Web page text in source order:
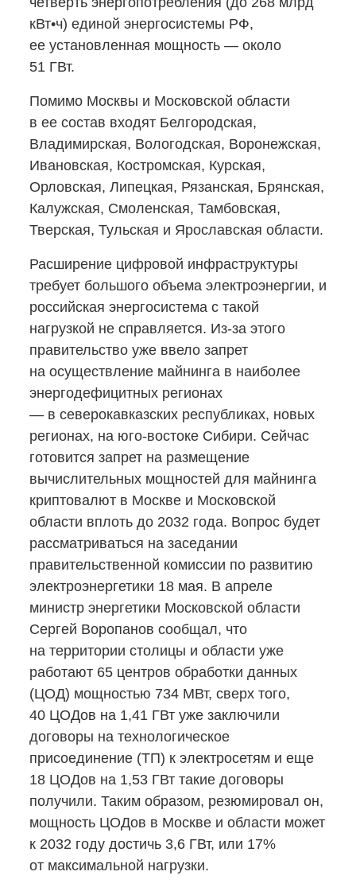
кВт•ч) единой энергосистемы РФ,
ее установленная мощность — около
51 ГВт.
Помимо Москвы и Московской области
в ее состав входят Белгородская,
Владимирская, Вологодская, Воронежская,
Ивановская, Костромская, Курская,
Орловская, Липецкая, Рязанская, Брянская,
Калужская, Смоленская, Тамбовская,
Тверская, Тульская и Ярославская области.
Расширение цифровой инфраструктуры
требует большого объема электроэнергии, и
российская энергосистема с такой
нагрузкой не справляется. Из-за этого
правительство уже ввело запрет
на осуществление майнинга в наиболее
энергодефицитных регионах
— в северокавказских республиках, новых
регионах, на юго-востоке Сибири. Сейчас
готовится запрет на размещение
вычислительных мощностей для майнинга
криптовалют в Москве и Московской
области вплоть до 2032 года. Вопрос будет
рассматриваться на заседании
правительственной комиссии по развитию
электроэнергетики 18 мая. В апреле
министр энергетики Московской области
Сергей Воропанов сообщал, что
на территории столицы и области уже
работают 65 центров обработки данных
(ЦОД) мощностью 734 МВт, сверх того,
40 ЦОДов на 1,41 ГВт уже заключили
договоры на технологическое
присоединение (ТП) к электросетям и еще
18 ЦОДов на 1,53 ГВт такие договоры
получили. Таким образом, резюмировал он,
мощность ЦОДов в Москве и области может
к 2032 году достичь 3,6 ГВт, или 17%
от максимальной нагрузки.